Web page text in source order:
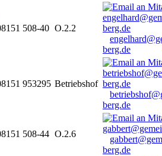
508-40 O.2.2
berg.de
953295 Betriebshof
berg.de
508-44 O.2.6
berg.de